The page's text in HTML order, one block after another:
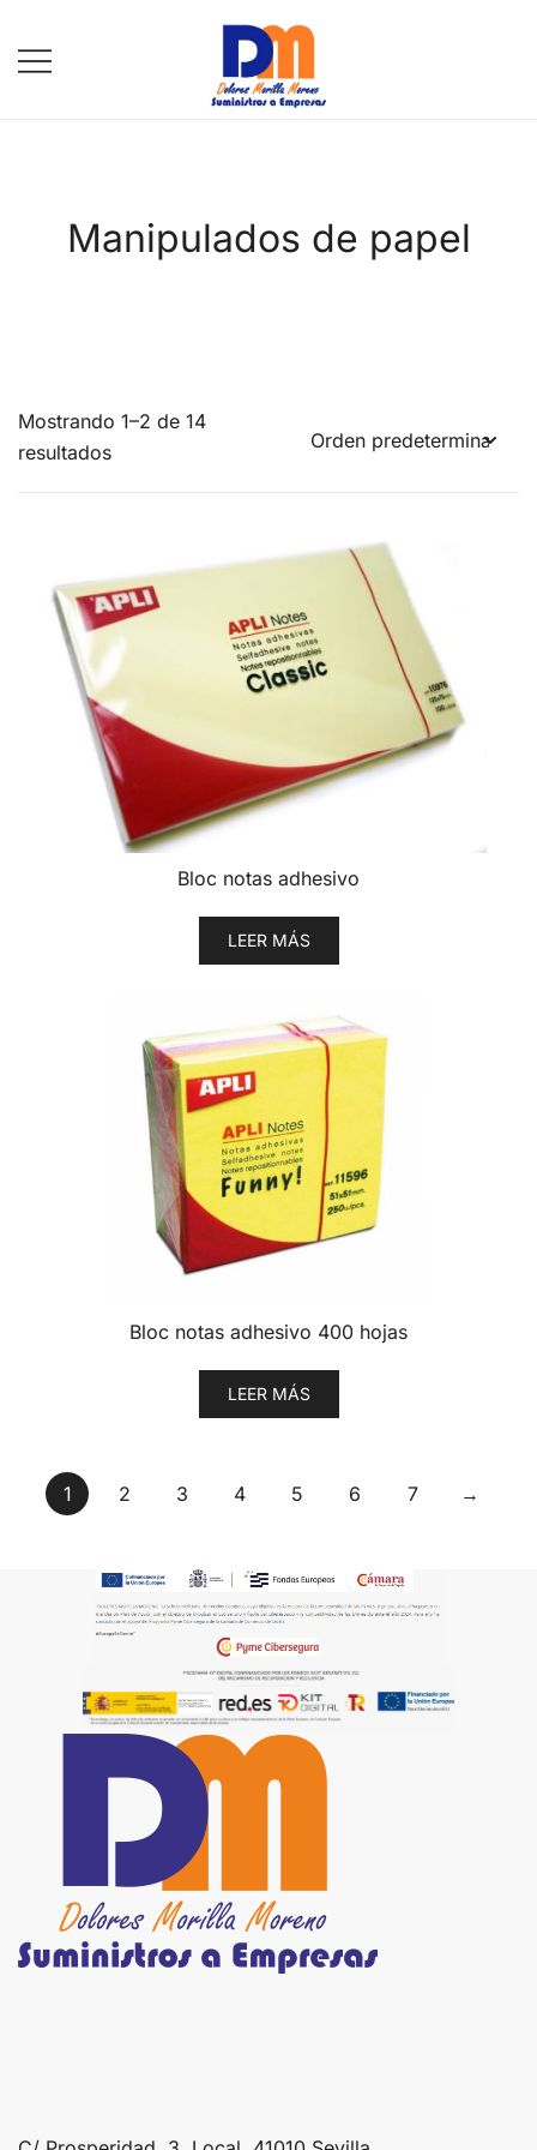
contenido
Manipulados de papel
Mostrando 1–2 de 14
resultados
Bloc notas adhesivo
LEER MÁS
Bloc notas adhesivo 400 hojas
LEER MÁS
1 2 3 4 5 6 7 →